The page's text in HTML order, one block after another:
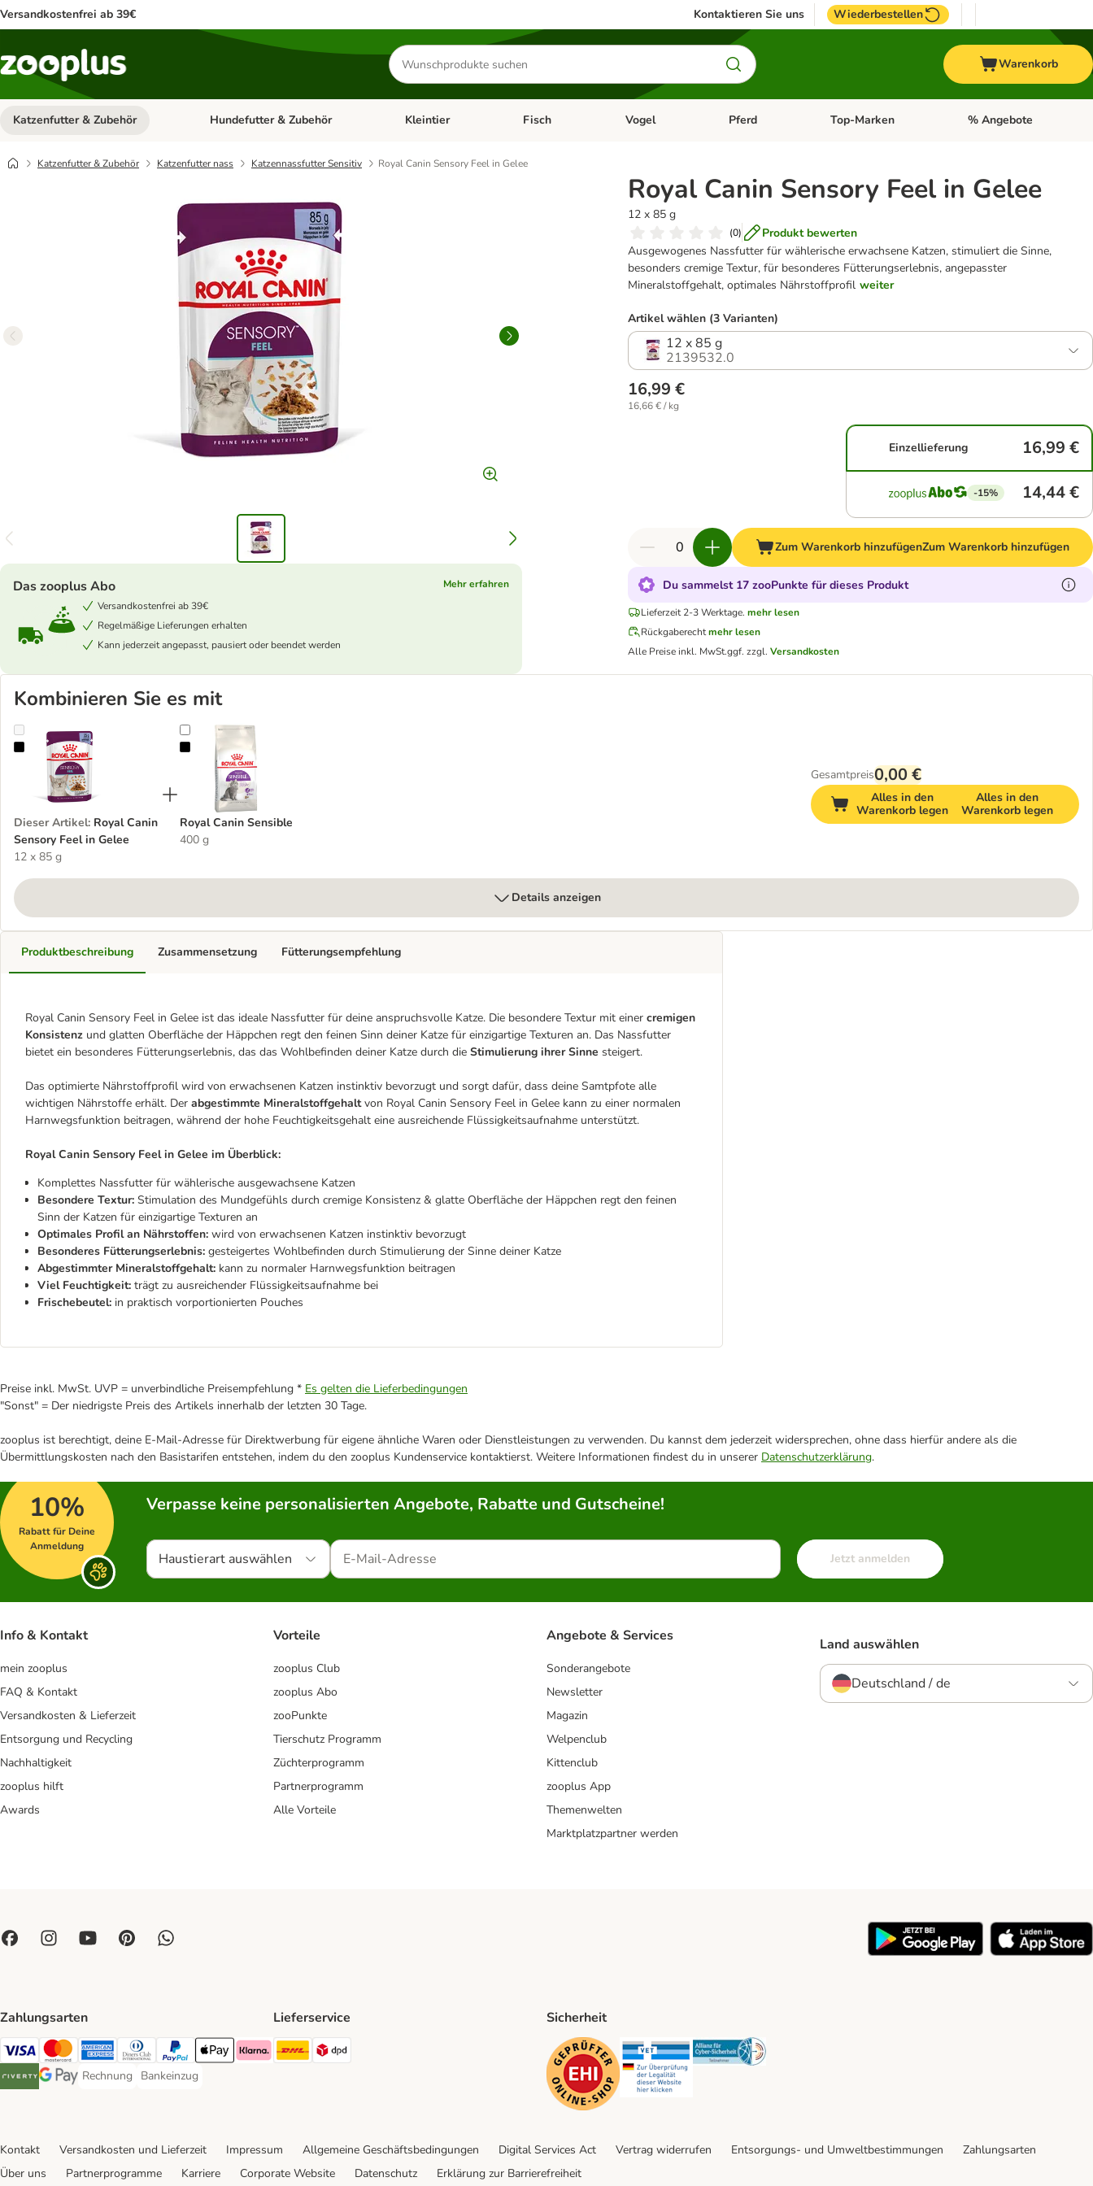
Versandkostenfrei ab 39€ Kontaktieren Sie uns Wiederbestellen
Produkte
suchen
Warenkorb
Katzenfutter & Zubehör Kategorie-Menü öffnen: Katzenfutter & Zubehör
Hundefutter & Zubehör Kategorie-Menü öffnen: Hundefutter & Zubehör
Kleintier Kategorie-Menü öffnen: Kleintier
Fisch Kategorie-Menü öffnen: Fisch
Vogel Kategorie-Menü öffnen: Vogel
Pferd Kategorie-Menü öffnen: Pferd
Top-Marken Kategorie-Menü öffnen:
% Angebote
Katzenfutter & Zubehör Katzenfutter nass Katzennassfutter Sensitiv Royal Canin Sensory Feel in Gelee
Royal Canin Sensory Feel in Gelee
12 x 85 g
(0)
Produkt bewerten
Ausgewogenes Nassfutter für wählerische erwachsene Katzen, stimuliert die Sinne,
besonders cremige Textur, für besonderes Fütterungserlebnis, angepasster
Mineralstoffgehalt, optimales Nährstoffprofil weiter
Das zooplus Abo
Mehr erfahren
Versandkostenfrei ab 39€
Regelmäßige Lieferungen erhalten
Kann jederzeit angepasst, pausiert oder beendet werden
Artikel wählen (3 Varianten)
12 x 85 g
2139532.0
16,99 €
16,66 € / kg
Einzellieferung 16,99 €
-15% 14,44 €
Zum Warenkorb hinzufügenZum Warenkorb hinzufügen
Du sammelst 17 zooPunkte für dieses Produkt
Lieferzeit 2-3 Werktage. mehr lesen
Rückgaberechtmehr lesen
Alle Preise inkl. MwSt.ggf. zzgl.Versandkosten
Kombinieren Sie es mit
Royal Canin Sensory Feel in Gelee
Dieser Artikel: Royal Canin
Sensory Feel in Gelee
12 x 85 g
Royal Canin Sensible
Royal Canin Sensible
400 g
Gesamtpreis0,00 €
Alles in den
Warenkorb legen
Alles in den
Warenkorb legen
Details anzeigen
Produktbeschreibung
Royal Canin Sensory Feel in Gelee ist das ideale Nassfutter für deine anspruchsvolle Katze. Die besondere Textur mit einer cremigen
Konsistenz und glatten Oberfläche der Häppchen regt den feinen Sinn deiner Katze für einzigartige Texturen an. Das Nassfutter
bietet ein besonderes Fütterungserlebnis, das das Wohlbefinden deiner Katze durch die Stimulierung ihrer Sinne steigert.
Das optimierte Nährstoffprofil wird von erwachsenen Katzen instinktiv bevorzugt und sorgt dafür, dass deine Samtpfote alle
wichtigen Nährstoffe erhält. Der abgestimmte Mineralstoffgehaltvon Royal Canin Sensory Feel in Gelee kann zu einer normalen
Harnwegsfunktion beitragen, während der hohe Feuchtigkeitsgehalt eine ausreichende Flüssigkeitsaufnahme unterstützt.
Royal Canin Sensory Feel in Gelee im Überblick:
Komplettes Nassfutter für wählerische ausgewachsene Katzen
Besondere Textur: Stimulation des Mundgefühls durch cremige Konsistenz & glatte Oberfläche der Häppchen regt den feinen
Sinn der Katzen für einzigartige Texturen an
Optimales Profil an Nährstoffen: wird von erwachsenen Katzen instinktiv bevorzugt
Besonderes Fütterungserlebnis: gesteigertes Wohlbefinden durch Stimulierung der Sinne deiner Katze
Abgestimmter Mineralstoffgehalt: kann zu normaler Harnwegsfunktion beitragen
Viel Feuchtigkeit: trägt zu ausreichender Flüssigkeitsaufnahme bei
Frischebeutel: in praktisch vorportionierten Pouches
Zusammensetzung Fütterungsempfehlung
Preise inkl. MwSt. UVP = unverbindliche Preisempfehlung * Es gelten die Lieferbedingungen
"Sonst" = Der niedrigste Preis des Artikels innerhalb der letzten 30 Tage.
zooplus ist berechtigt, deine E-Mail-Adresse für Direktwerbung für eigene ähnliche Waren oder Dienstleistungen zu verwenden. Du kannst dem jederzeit widersprechen, ohne dass hierfür andere als die
Übermittlungskosten nach den Basistarifen entstehen, indem du den zooplus Kundenservice kontaktierst. Weitere Informationen findest du in unserer Datenschutzerklärung.
10%
Rabatt für Deine
Anmeldung
Verpasse keine personalisierten Angebote, Rabatte und Gutscheine!
Haustierart auswählen Jetzt anmelden
Info & Kontakt
mein zooplus
FAQ & Kontakt
Versandkosten & Lieferzeit
Entsorgung und Recycling
Nachhaltigkeit
zooplus hilft
Awards
Vorteile
zooplus Club
zooplus Abo
zooPunkte
Tierschutz Programm
Züchterprogramm
Partnerprogramm
Alle Vorteile
Angebote & Services
Sonderangebote
Newsletter
Magazin
Welpenclub
Kittenclub
zooplus App
Themenwelten
Marktplatzpartner werden
Land auswählen
Deutschland / de
Zahlungsarten
Visa Payment Method
Mastercard Payment Method
American Express Payment Method
Diners Club Payment Method
PayPal Payment Method
Apple Pay Payment Method
Klarna Payment Method
Riverty Payment Method
Google Pay Payment Method
Rechnung
Rechnung Payment Method
Bankeinzug
Bankeinzug Payment Method
Lieferservice
DHL Shipping Method
Sicherheit
Security Security Security
Kontakt Versandkosten und Lieferzeit Impressum Allgemeine Geschäftsbedingungen Digital Services Act Vertrag widerrufen Entsorgungs- und Umweltbestimmungen
Zahlungsarten
Über uns
Partnerprogramme Karriere Corporate Website Datenschutz Erklärung zur Barrierefreiheit